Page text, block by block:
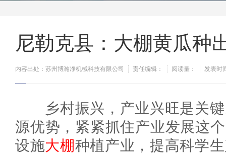
尼勒克县：大棚黄瓜种
内容出处：苏州博瀚净机械科技有限公司 责任编辑： 阅读量： 发表时
乡村振兴，产业兴旺是关键
源优势，紧紧抓住产业发展这
设施大棚种植产业，提高科学